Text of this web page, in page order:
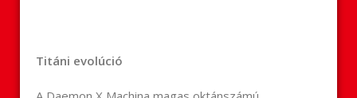
Titáni evolúció